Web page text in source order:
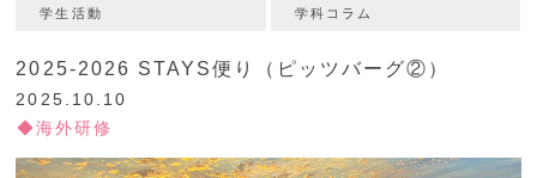
学生活動 学科コラム
2025-2026 STAYS便り（ピッツバーグ②）
2025.10.10
海外研修